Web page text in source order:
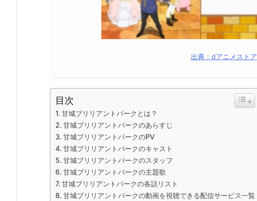
出典：dアニメストア
目次
甘城ブリリアントパークとは？
甘城ブリリアントパークのあらすじ
甘城ブリリアントパークのPV
甘城ブリリアントパークのキャスト
甘城ブリリアントパークのスタッフ
甘城ブリリアントパークの主題歌
甘城ブリリアントパークの各話リスト
甘城ブリリアントパークの動画を視聴できる配信サービス一覧